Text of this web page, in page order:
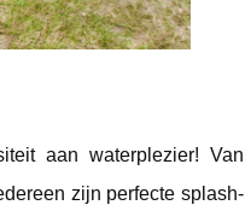
aan waterplezier! Van
zijn perfecte splash-